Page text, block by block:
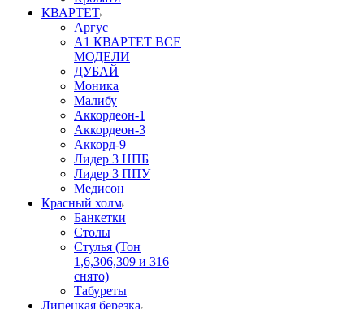
КВАРТЕТ
Аргус
А1 КВАРТЕТ ВСЕ
МОДЕЛИ
ДУБАЙ
Моника
Малибу
Аккордеон-1
Аккордеон-3
Аккорд-9
Лидер 3 НПБ
Лидер 3 ППУ
Медисон
Красный холм
Банкетки
Столы
Стулья (Тон
1,6,306,309 и 316
снято)
Табуреты
Липецкая березка